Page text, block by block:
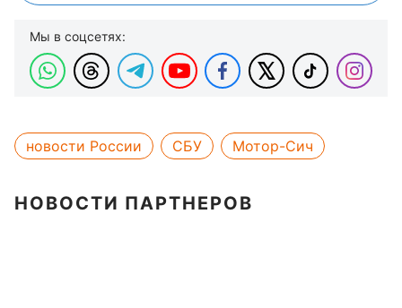
Мы в соцсетях:
новости России СБУ Мотор-Сич
НОВОСТИ ПАРТНЕРОВ